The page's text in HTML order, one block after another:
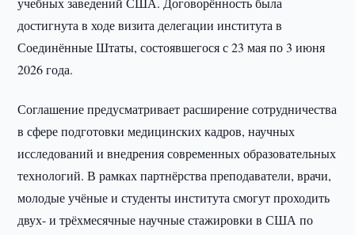
достигнута в ходе визита делегации института в
Соединённые Штаты, состоявшегося с 23 мая по 3 июня
2026 года.
Соглашение предусматривает расширение сотрудничества
в сфере подготовки медицинских кадров, научных
исследований и внедрения современных образовательных
технологий. В рамках партнёрства преподаватели, врачи,
молодые учёные и студенты института смогут проходить
двух- и трёхмесячные научные стажировки в США по